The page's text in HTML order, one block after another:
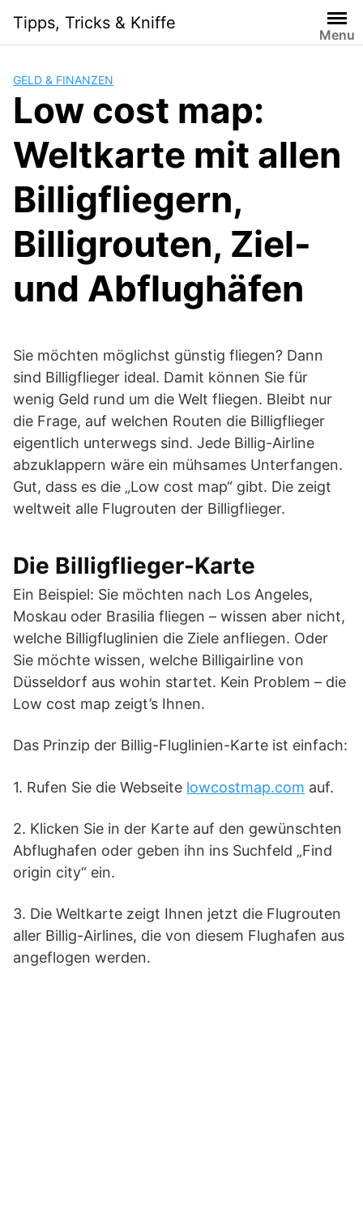
i
Tipps, Tricks & Kniffe
Menu
GELD & FINANZEN
Low cost map:
Weltkarte mit allen
Billigfliegern,
Billigrouten, Ziel-
und Abflughäfen
Sie möchten möglichst günstig fliegen? Dann
sind Billigflieger ideal. Damit können Sie für
wenig Geld rund um die Welt fliegen. Bleibt nur
die Frage, auf welchen Routen die Billigflieger
eigentlich unterwegs sind. Jede Billig-Airline
abzuklappern wäre ein mühsames Unterfangen.
Gut, dass es die „Low cost map“ gibt. Die zeigt
weltweit alle Flugrouten der Billigflieger.
Die Billigflieger-Karte
Ein Beispiel: Sie möchten nach Los Angeles,
Moskau oder Brasilia fliegen – wissen aber nicht,
welche Billigfluglinien die Ziele anfliegen. Oder
Sie möchte wissen, welche Billigairline von
Düsseldorf aus wohin startet. Kein Problem – die
Low cost map zeigt’s Ihnen.
Das Prinzip der Billig-Fluglinien-Karte ist einfach:
1. Rufen Sie die Webseite lowcostmap.com auf.
2. Klicken Sie in der Karte auf den gewünschten
Abflughafen oder geben ihn ins Suchfeld „Find
origin city“ ein.
3. Die Weltkarte zeigt Ihnen jetzt die Flugrouten
aller Billig-Airlines, die von diesem Flughafen aus
angeflogen werden.